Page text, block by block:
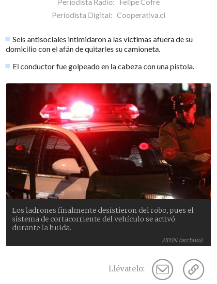
Periodista Radio: Felipe Cofré
Periodista Digital: Cooperativa.cl
Seis antisociales intimidaron a las víctimas afuera de su
domicilio con el afán de quitarles su camioneta.
El conductor fue golpeado en la cabeza con una pistola.
ATON (archivo)
Los ladrones finalmente desistieron del robo, pues el
sistema de cortacorriente del vehículo se activó
durante la huida.
Llévatelo: